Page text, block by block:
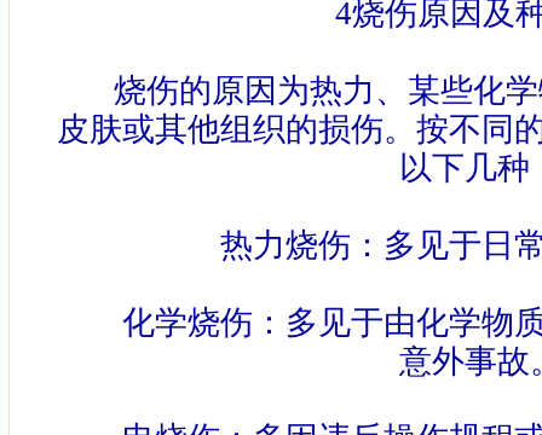
4烧伤原因及
烧伤的原因为热力、某些化学
皮肤或其他组织的损伤。按不同
以下几种
热力烧伤：多见于日常
化学烧伤：多见于由化学物质
意外事故